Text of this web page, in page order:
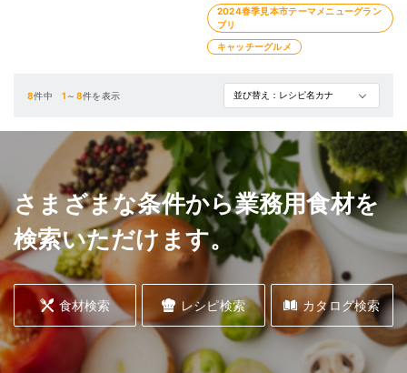
2024春季見本市テーマメニューグラン
プリ
キャッチーグルメ
8件中1 ～ 8件を表示
さまざまな条件から業務用食材を
検索いただけます。
食材検索 レシピ検索 カタログ検索